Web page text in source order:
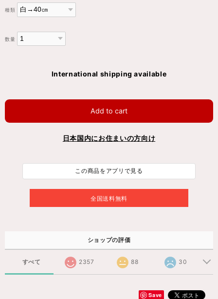
種類
数量
International shipping available
Add to cart
日本国内にお住まいの方向け
この商品をアプリで見る
全国送料無料
ショップの評価
すべて 2357 88 30
Save